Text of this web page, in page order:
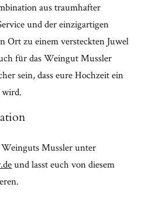
aus traumhafter
und der einzigartigen
Ort zu einem versteckten Juwel
für das Weingut Mussler
sein, dass eure Hochzeit ein
wird.
Weinguts Mussler unter
und lasst euch von diesem